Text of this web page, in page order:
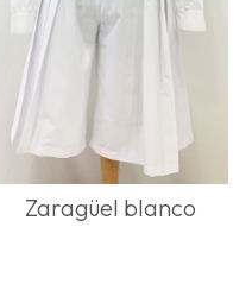
Zaragüel blanco